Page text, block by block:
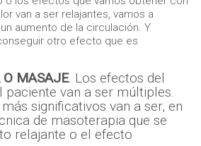
van a ser relajantes, vamos a
aumento de la circulación. Y
otro efecto que es
O MASAJE. Los efectos del
paciente van a ser múltiples.
significativos van a ser, en
de masoterapia que se
relajante o el efecto